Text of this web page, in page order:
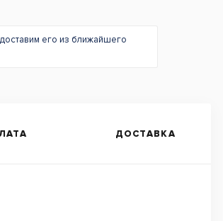
его из ближайшего
ДОСТАВКА